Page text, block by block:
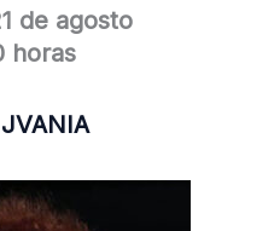
de agosto
horas